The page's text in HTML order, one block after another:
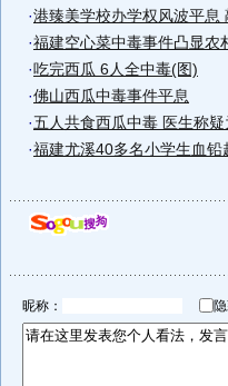
·港臻美学校办学权风波平息
·福建空心菜中毒事件凸显农
·吃完西瓜 6人全中毒(图)
·佛山西瓜中毒事件平息
·五人共食西瓜中毒 医生称疑
·福建尤溪40多名小学生血
昵称：